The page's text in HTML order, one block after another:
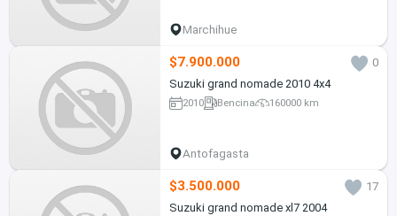
Marchihue
$7.900.000
0
Suzuki grand nomade 2010 4x4
2010 Bencina 160000 km
Antofagasta
$3.500.000
17
Suzuki grand nomade xl7 2004